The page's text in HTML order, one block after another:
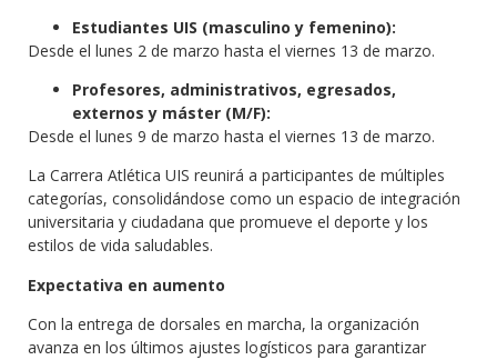
Estudiantes UIS (masculino y femenino):
Desde el lunes 2 de marzo hasta el viernes 13 de marzo.
Profesores, administrativos, egresados,
externos y máster (M/F):
Desde el lunes 9 de marzo hasta el viernes 13 de marzo.
La Carrera Atlética UIS reunirá a participantes de múltiples
categorías, consolidándose como un espacio de integración
universitaria y ciudadana que promueve el deporte y los
estilos de vida saludables.
Expectativa en aumento
Con la entrega de dorsales en marcha, la organización
avanza en los últimos ajustes logísticos para garantizar